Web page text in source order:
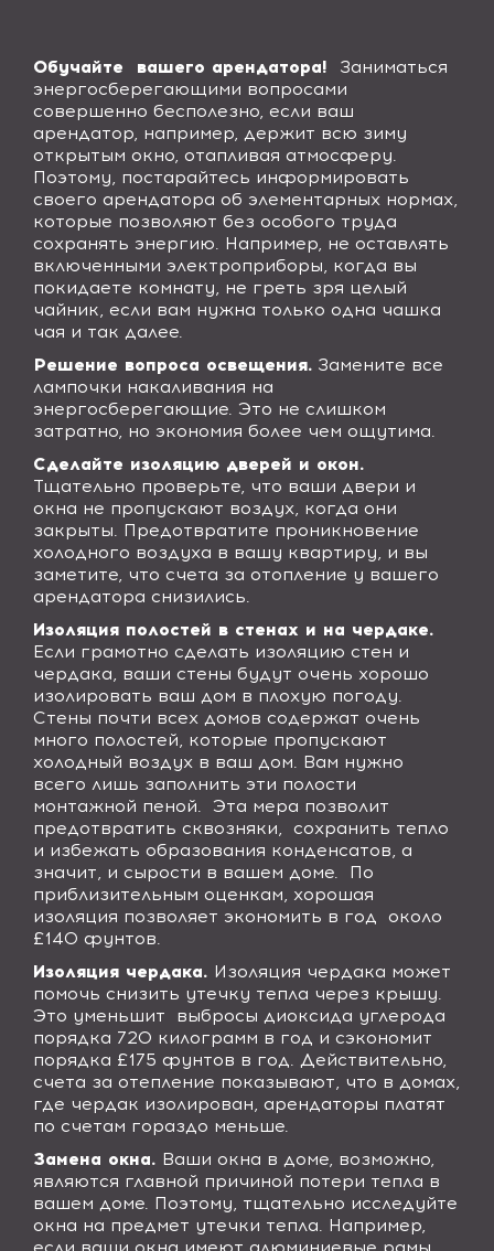
Обучайте вашего арендатора!
Заниматься
энергосберегающими вопросами
совершенно бесполезно, если ваш
арендатор, например, держит всю зиму
открытым окно, отапливая атмосферу.
Поэтому, постарайтесь информировать
своего арендатора об элементарных нормах,
которые позволяют без особого труда
сохранять энергию. Например, не оставлять
включенными электроприборы, когда вы
покидаете комнату, не греть зря целый
чайник, если вам нужна только одна чашка
чая и так далее.
Решение вопроса освещения. Замените все
лампочки накаливания на
энергосберегающие. Это не слишком
затратно, но экономия более чем ощутима.
Сделайте изоляцию дверей и окон.
Тщательно проверьте, что ваши двери и
окна не пропускают воздух, когда они
закрыты. Предотвратите проникновение
холодного воздуха в вашу квартиру, и вы
заметите, что счета за отопление у вашего
арендатора снизились.
Изоляция полостей в стенах и на чердаке.
Если грамотно сделать изоляцию стен и
чердака, ваши стены будут очень хорошо
изолировать ваш дом в плохую погоду.
Стены почти всех домов содержат очень
много полостей, которые пропускают
холодный воздух в ваш дом. Вам нужно
всего лишь заполнить эти полости
монтажной пеной. Эта мера позволит
предотвратить сквозняки, сохранить тепло
и избежать образования конденсатов, а
значит, и сырости в вашем доме. По
приблизительным оценкам, хорошая
изоляция позволяет экономить в год около
£140 фунтов.
Изоляция чердака. Изоляция чердака может
помочь снизить утечку тепла через крышу.
Это уменьшит выбросы диоксида углерода
порядка 720 килограмм в год и сэкономит
порядка £175 фунтов в год. Действительно,
счета за отепление показывают, что в домах,
где чердак изолирован, арендаторы платят
по счетам гораздо меньше.
Замена окна. Ваши окна в доме, возможно,
являются главной причиной потери тепла в
вашем доме. Поэтому, тщательно исследуйте
окна на предмет утечки тепла. Например,